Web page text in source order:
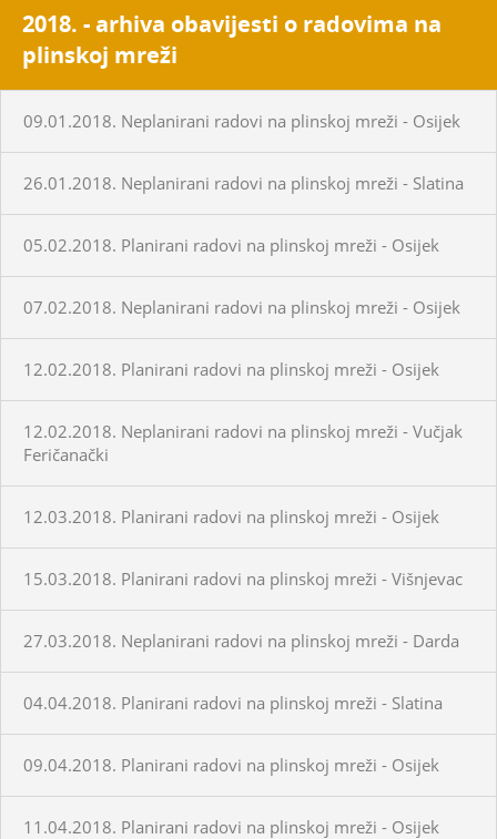
2018. - arhiva obavijesti o radovima na
plinskoj mreži
09.01.2018. Neplanirani radovi na plinskoj mreži - Osijek
26.01.2018. Neplanirani radovi na plinskoj mreži - Slatina
05.02.2018. Planirani radovi na plinskoj mreži - Osijek
07.02.2018. Neplanirani radovi na plinskoj mreži - Osijek
12.02.2018. Planirani radovi na plinskoj mreži - Osijek
12.02.2018. Neplanirani radovi na plinskoj mreži - Vučjak
Feričanački
12.03.2018. Planirani radovi na plinskoj mreži - Osijek
15.03.2018. Planirani radovi na plinskoj mreži - Višnjevac
27.03.2018. Neplanirani radovi na plinskoj mreži - Darda
04.04.2018. Planirani radovi na plinskoj mreži - Slatina
09.04.2018. Planirani radovi na plinskoj mreži - Osijek
11.04.2018. Planirani radovi na plinskoj mreži - Osijek